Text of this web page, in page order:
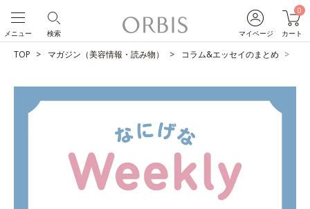
マイページ
0
カート
検索
メニュー
TOP マガジン（美容情報・読み物） コラム&エッセイのまとめ